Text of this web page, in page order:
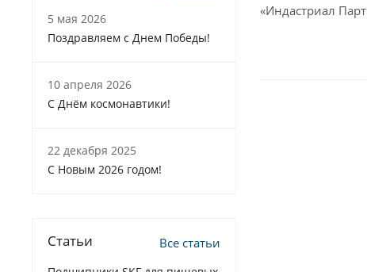
«Индастриал
5 мая 2026
Поздравляем с Днем Победы!
10 апреля 2026
С Днём космонавтики!
22 декабря 2025
C Новым 2026 годом!
Статьи Все статьи